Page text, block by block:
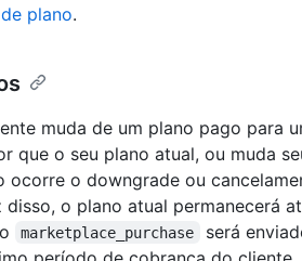
plano.
muda de um plano pago para
que o seu plano atual, ou muda
ocorre o downgrade ou
o plano atual permanecerá
marketplace_purchase
será